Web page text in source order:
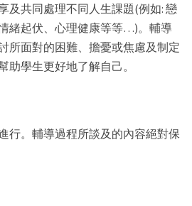
及共同處理不同人生課題(例如: 戀
緒起伏、心理健康等等…)。輔導
所面對的困難、擔憂或焦慮及制定
助學生更好地了解自己。
行。輔導過程所談及的內容絕對保